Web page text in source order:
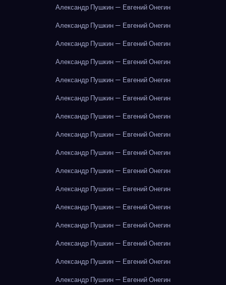
Александр Пушкин — Евгений Онегин
Александр Пушкин — Евгений Онегин
Александр Пушкин — Евгений Онегин
Александр Пушкин — Евгений Онегин
Александр Пушкин — Евгений Онегин
Александр Пушкин — Евгений Онегин
Александр Пушкин — Евгений Онегин
Александр Пушкин — Евгений Онегин
Александр Пушкин — Евгений Онегин
Александр Пушкин — Евгений Онегин
Александр Пушкин — Евгений Онегин
Александр Пушкин — Евгений Онегин
Александр Пушкин — Евгений Онегин
Александр Пушкин — Евгений Онегин
Александр Пушкин — Евгений Онегин
Александр Пушкин — Евгений Онегин